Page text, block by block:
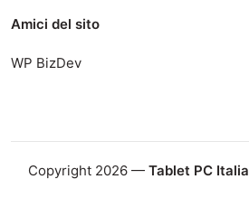
Amici del sito
WP BizDev
Copyright 2026 — Tablet PC Italia